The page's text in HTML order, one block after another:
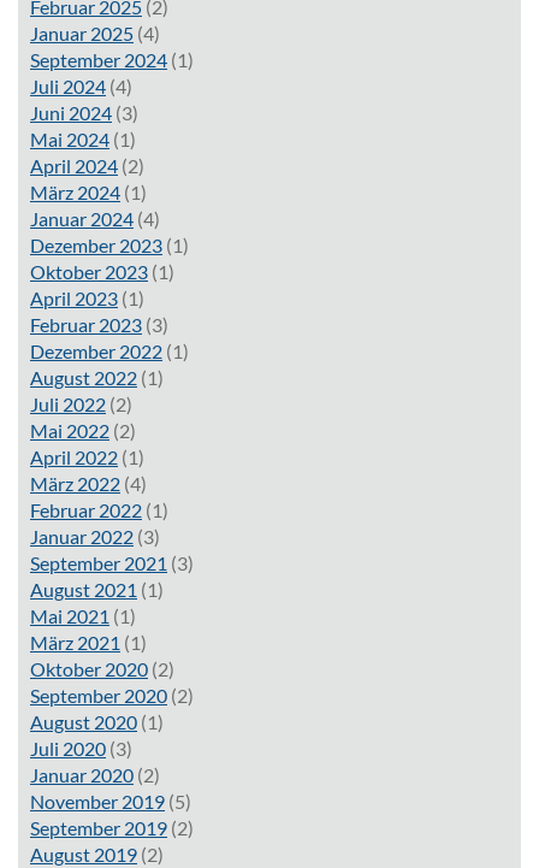
Februar 2025 (2)
Januar 2025 (4)
September 2024 (1)
Juli 2024 (4)
Juni 2024 (3)
Mai 2024 (1)
April 2024 (2)
März 2024 (1)
Januar 2024 (4)
Dezember 2023 (1)
Oktober 2023 (1)
April 2023 (1)
Februar 2023 (3)
Dezember 2022 (1)
August 2022 (1)
Juli 2022 (2)
Mai 2022 (2)
April 2022 (1)
März 2022 (4)
Februar 2022 (1)
Januar 2022 (3)
September 2021 (3)
August 2021 (1)
Mai 2021 (1)
März 2021 (1)
Oktober 2020 (2)
September 2020 (2)
August 2020 (1)
Juli 2020 (3)
Januar 2020 (2)
November 2019 (5)
September 2019 (2)
August 2019 (2)